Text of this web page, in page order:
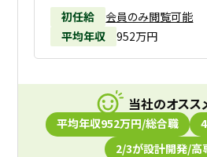
初任給
会員のみ閲覧可能
平均年収
952万円
当社のオスス
平均年収952万円/総合職
2/3が設計開発/高